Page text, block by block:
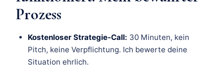
Prozess
Kostenloser Strategie-Call: 30 Minuten, kein
Pitch, keine Verpflichtung. Ich bewerte deine
Situation ehrlich.